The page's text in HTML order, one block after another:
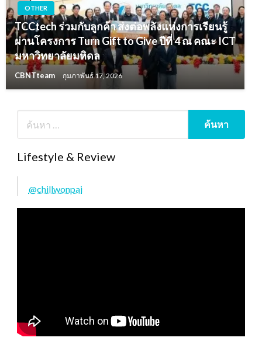
OTHER
TCCtech ร่วมกับลูกค้า ส่งต่อพลังแห่งการเรียนรู้
ผ่านโครงการ Turn Gift to Give ปีที่ 4 ณ คณะ ICT
มหาวิทยาลัยมหิดล
CBNTteam กุมภาพันธ์ 17, 2026
Lifestyle & Review
@chillwonpai